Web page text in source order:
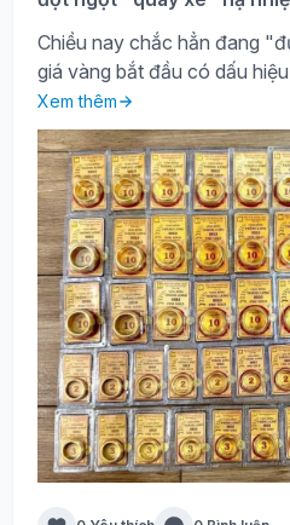
Chiều nay chắc hẳn đang
giá vàng bắt đầu có dấu
Xem thêm